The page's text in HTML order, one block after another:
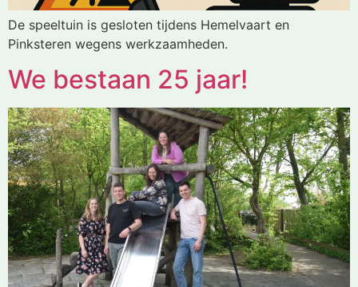
De speeltuin is gesloten tijdens Hemelvaart en
Pinksteren wegens werkzaamheden.
We bestaan 25 jaar!